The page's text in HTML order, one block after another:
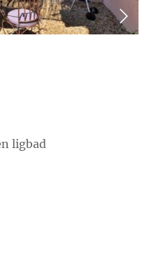
ligbad